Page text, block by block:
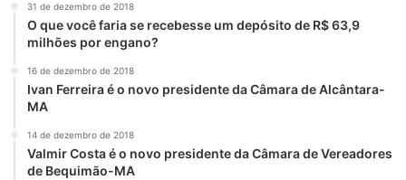
31 de dezembro de 2018
O que você faria se recebesse um depósito de R$ 63,9
milhões por engano?
16 de dezembro de 2018
Ivan Ferreira é o novo presidente da Câmara de Alcântara-
MA
14 de dezembro de 2018
Valmir Costa é o novo presidente da Câmara de Vereadores
de Bequimão-MA